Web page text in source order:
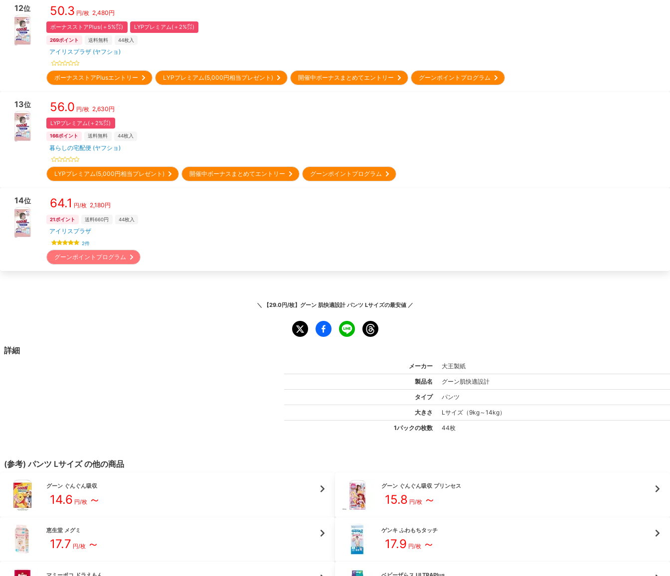
12位 50.3 円/枚 2,480円
ボーナスストアPlus(＋5%㌽) LYPプレミアム(＋2%㌽)
269ポイント 送料無料 44枚入
アイリスプラザ (ヤフショ)
ボーナスストアPlusエントリー LYPプレミアム(5,000円相当プレゼント) 開催中ボーナスまとめてエントリー グーンポイントプログラム
13位 56.0 円/枚 2,630円
LYPプレミアム(＋2%㌽)
166ポイント 送料無料 44枚入
暮らしの宅配便 (ヤフショ)
LYPプレミアム(5,000円相当プレゼント) 開催中ボーナスまとめてエントリー グーンポイントプログラム
14位 64.1 円/枚 2,180円
21ポイント 送料660円 44枚入
アイリスプラザ
2件
グーンポイントプログラム
＼ 【29.0円/枚】グーン 肌快適設計 パンツ Lサイズの最安値 ／
詳細
メーカー 大王製紙
製品名 グーン肌快適設計
タイプ パンツ
大きさ Lサイズ （9kg～14kg）
1パックの枚数 44枚
(参考)パンツ Lサイズの他の商品
グーン ぐんぐん吸収
14.6 円/枚 ～
グーン ぐんぐん吸収 プリンセス
15.8 円/枚 ～
恵生堂 メグミ
17.7 円/枚 ～
ゲンキ ふわもちタッチ
17.9 円/枚 ～